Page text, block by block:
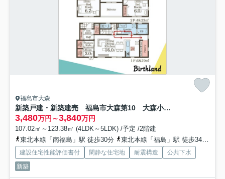
福島市大森
新築戸建・新築建売 福島市大森第10 大森小・信夫中
3,480万円～3,840万円
107.02㎡～123.38㎡ (4LDK～5LDK) /予定 /2階建
東北本線「南福島」駅 徒歩30分
東北本線「福島」駅 徒歩34分
建設住宅性能評価書付 閑静な住宅地 耐震構造
公共下水
新築